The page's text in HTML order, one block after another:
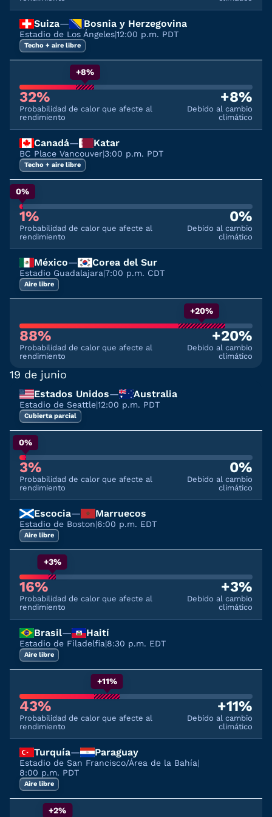
Suiza— Bosnia y Herzegovina
Estadio de Los Ángeles|12:00 p.m. PDT
Techo + aire libre
+8%
32%
Probabilidad de calor que afecte al
rendimiento
+8%
Debido al cambio
climático
Canadá— Katar
BC Place Vancouver|3:00 p.m. PDT
Techo + aire libre
0%
1%
Probabilidad de calor que afecte al
rendimiento
0%
Debido al cambio
climático
México— Corea del Sur
Estadio Guadalajara|7:00 p.m. CDT
Aire libre
+20%
88%
Probabilidad de calor que afecte al
rendimiento
+20%
Debido al cambio
climático
19 de junio
Estados Unidos— Australia
Estadio de Seattle|12:00 p.m. PDT
Cubierta parcial
0%
3%
Probabilidad de calor que afecte al
rendimiento
0%
Debido al cambio
climático
Escocia— Marruecos
Estadio de Boston|6:00 p.m. EDT
Aire libre
+3%
16%
Probabilidad de calor que afecte al
rendimiento
+3%
Debido al cambio
climático
Brasil— Haití
Estadio de Filadelfia|8:30 p.m. EDT
Aire libre
+11%
43%
Probabilidad de calor que afecte al
rendimiento
+11%
Debido al cambio
climático
Turquía— Paraguay
Estadio de San Francisco/Área de la Bahía|
8:00 p.m. PDT
Aire libre
+2%